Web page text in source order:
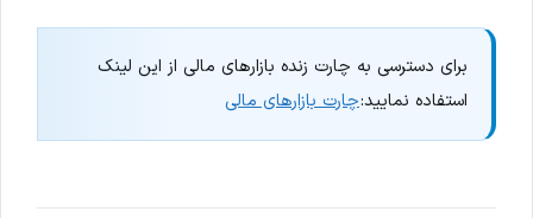
برای دسترسی به چارت زنده بازارهای مالی از این لینک
استفاده نمایید:چارت بازارهای مالی